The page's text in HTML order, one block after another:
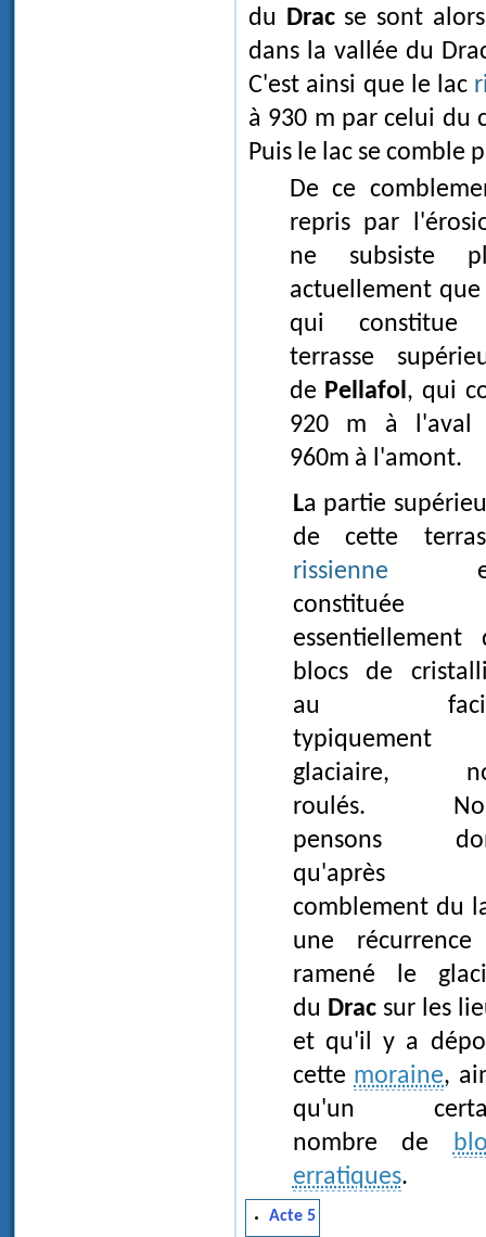
du Dracse sont alors
dans la vallée du
C'est ainsi que le lac
à 930 m par celui du
Puis le lac se comble
De ce
repris par
ne subsiste
actuellement que
qui constitue
terrasse
de Pellafol, qui
920 m à l'aval
960m à l'amont.
La partie supérieure
de cette
rissienne
constituée
essentiellement
blocs de
au
typiquement
glaciaire,
roulés.
pensons
qu'après
comblement du
une
ramené le
du Dracsur les
et qu'il y a
cette moraine,
qu'un
nombre de
erratiques.
Acte 5